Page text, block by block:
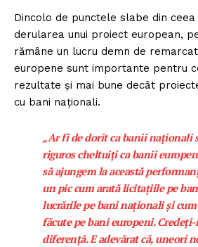
Dincolo de punctele slabe din ceea
derularea unui proiect european,
rămâne un lucru demn de
europene sunt importante pentru
rezultate și mai bune decât
cu bani naționali.
„Ar fi de dorit ca banii naționali
riguros cheltuiți ca banii
să ajungem la această
un pic cum arată licitațiile pe
lucrările pe bani naționali și cum
făcute pe bani europeni. Credeți-
diferență. E adevărat că, uneori